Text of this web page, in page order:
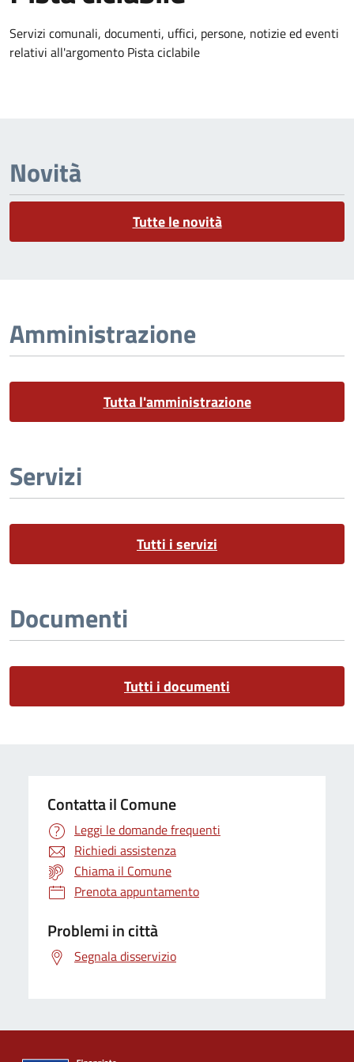
Dettagli dell'argomento
Servizi comunali, documenti, uffici, persone, notizie ed eventi
relativi all'argomento Pista ciclabile
Novità
Tutte le novità
Amministrazione
Tutta l'amministrazione
Servizi
Tutti i servizi
Documenti
Tutti i documenti
Contatta il Comune
Leggi le domande frequenti
Richiedi assistenza
Chiama il Comune
Prenota appuntamento
Problemi in città
Segnala disservizio